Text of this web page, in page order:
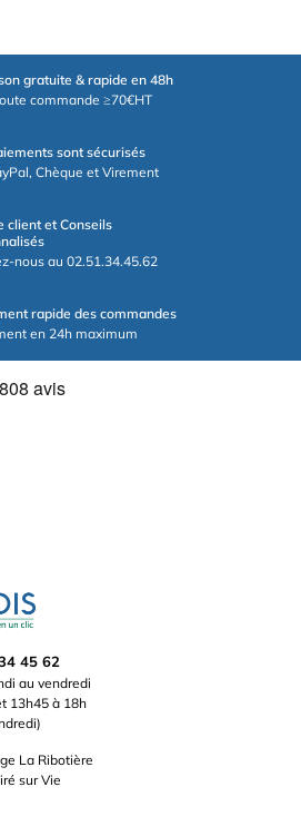
gratuite & rapide en 48h
commande ≥70€HT
sont sécurisés
Chèque et Virement
client et Conseils
nous au 02.51.34.45.62
rapide des commandes
en 24h maximum
45 62
au vendredi
13h45 à 18h
La Ribotière
sur Vie